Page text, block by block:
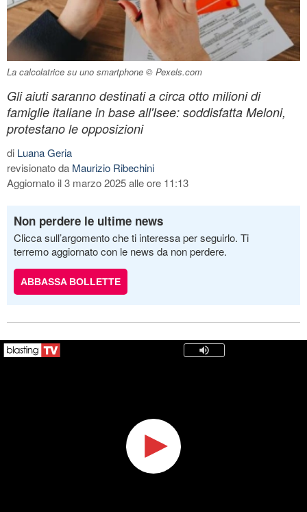
La calcolatrice su uno smartphone © Pexels.com
Gli aiuti saranno destinati a circa otto milioni di
famiglie italiane in base all'Isee: soddisfatta Meloni,
protestano le opposizioni
di Luana Geria
revisionato da Maurizio Ribechini
Aggiornato il 3 marzo 2025 alle ore 11:13
Non perdere le ultime news
Clicca sull’argomento che ti interessa per seguirlo. Ti
terremo aggiornato con le news da non perdere.
ABBASSA BOLLETTE